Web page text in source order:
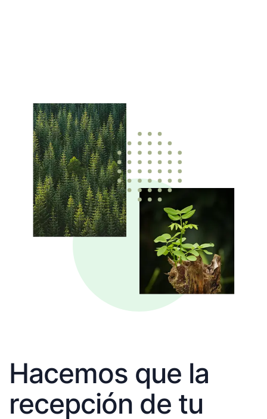
Hacemos que la
recepción de tu